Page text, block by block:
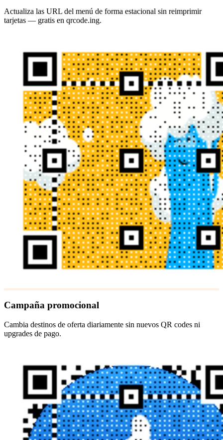
Actualiza las URL del menú de forma estacional sin reimprimir
tarjetas — gratis en qrcode.ing.
Campaña promocional
Cambia destinos de oferta diariamente sin nuevos QR codes ni
upgrades de pago.